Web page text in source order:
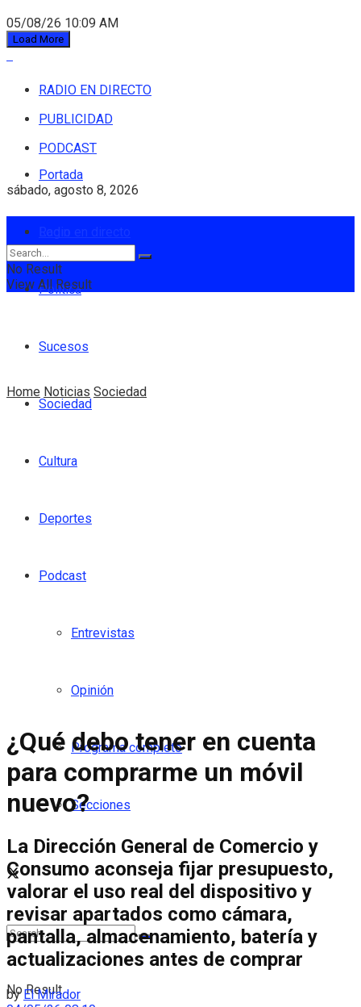
05/08/26 10:09 AM
Load More
RADIO EN DIRECTO
PUBLICIDAD
PODCAST
sábado, agosto 8, 2026
Portada
Política
Sucesos
Sociedad
Cultura
Deportes
Podcast
Entrevistas
Opinión
Programa completo
Secciones
No Result
No Result
View All Result
Home Noticias Sociedad
¿Qué debo tener en cuenta
para comprarme un móvil
nuevo?
La Dirección General de Comercio y
Consumo aconseja fijar presupuesto,
valorar el uso real del dispositivo y
revisar apartados como cámara,
pantalla, almacenamiento, batería y
actualizaciones antes de comprar
by El Mirador